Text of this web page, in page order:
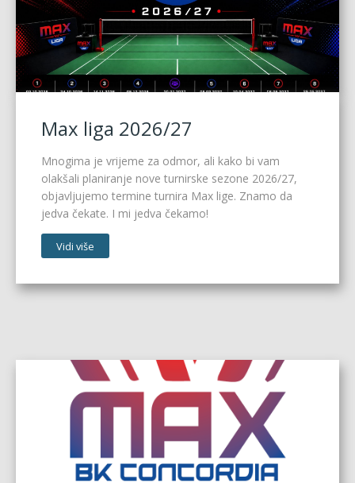
Max liga 2026/27
Mnogima je vrijeme za odmor, ali kako bi vam
olakšali planiranje nove turnirske sezone 2026/27,
objavljujemo termine turnira Max lige. Znamo da
jedva čekate. I mi jedva čekamo!
Vidi više